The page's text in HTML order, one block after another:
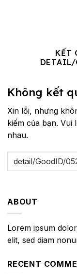
KẾT
Không kết
Xin lỗi, nhưng
kiếm của bạn.
nhau.
ABOUT
Lorem ipsum
elit, sed diam
RECENT